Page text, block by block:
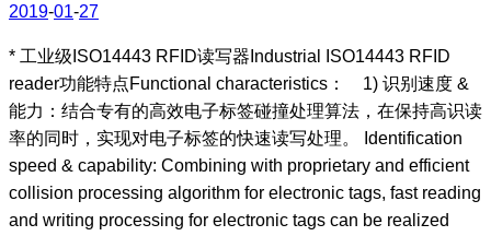
2019-01-27
* 工业级ISO14443 RFID读写器Industrial ISO14443 RFID
reader功能特点Functional characteristics： 1) 识别速度 &
能力：结合专有的高效电子标签碰撞处理算法，在保持高识读
率的同时，实现对电子标签的快速读写处理。 Identification
speed & capability: Combining with proprietary and efficient
collision processing algorithm for electronic tags, fast reading
and writing processing for electronic tags can be realized